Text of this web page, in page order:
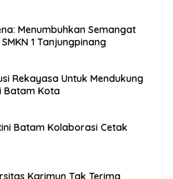
Menumbuhkan Semangat
1 Tanjungpinang
Rekayasa Untuk Mendukung
Batam Kota
Batam Kolaborasi Cetak
Karimun Tak Terima